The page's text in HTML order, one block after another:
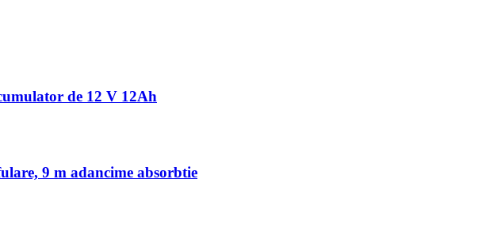
de 12 V 12Ah
9 m adancime absorbtie